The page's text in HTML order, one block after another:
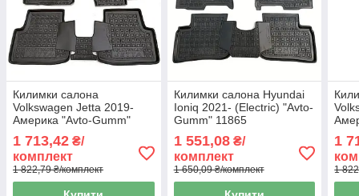
Килимки салона
Volkswagen Jetta 2019-
Америка "Avto-Gumm"
1 713,42 ₴/
комплект
1 822,79 ₴/комплект
Килимки салона Hyundai
Ioniq 2021- (Electric) "Avto-
Gumm" 11865
1 551,08₴/
комплект
1 650,09 ₴/комплект
1
1